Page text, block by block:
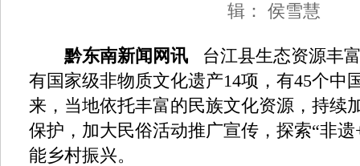
辑： 侯雪慧
黔东南新闻网讯
台江县生态资源丰
有国家级非物质文化遗产14项，有45个中
来，当地依托丰富的民族文化资源，持续
保护，加大民俗活动推广宣传，探索“非
能乡村振兴。